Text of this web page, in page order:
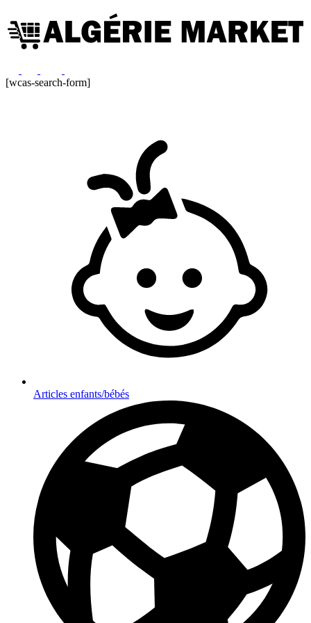
[wcas-search-form]
Articles enfants/bébés